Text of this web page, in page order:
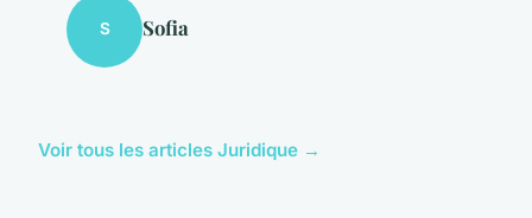
S Sofia
Voir tous les articles Juridique →